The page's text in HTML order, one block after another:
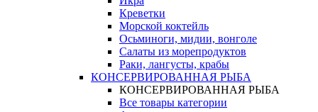
Креветки
Морской коктейль
Осьминоги, мидии, вонголе
Салаты из морепродуктов
Раки, лангусты, крабы
КОНСЕРВИРОВАННАЯ РЫБА
КОНСЕРВИРОВАННАЯ РЫБА
Все товары категории